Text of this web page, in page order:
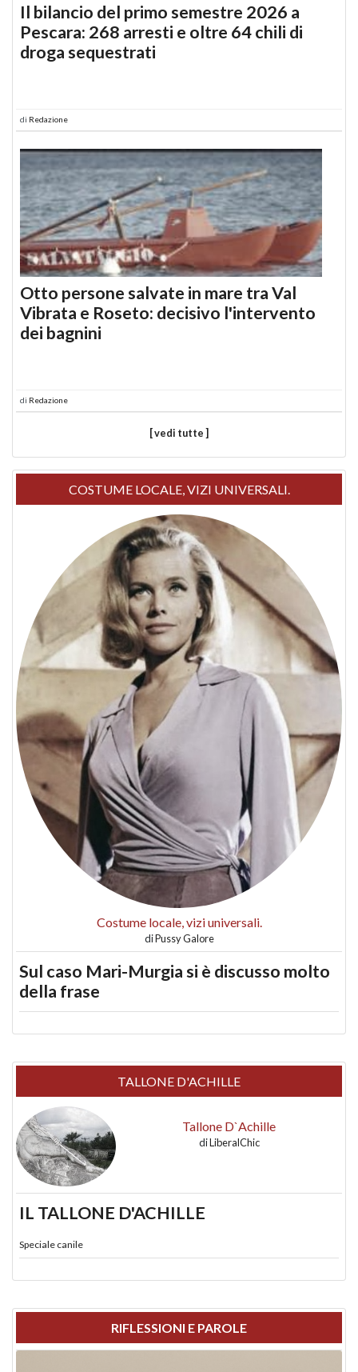
Il bilancio del primo semestre 2026 a
Pescara: 268 arresti e oltre 64 chili di
droga sequestrati
di Redazione
Otto persone salvate in mare tra Val
Vibrata e Roseto: decisivo l'intervento
dei bagnini
di Redazione
[ vedi tutte ]
COSTUME LOCALE, VIZI UNIVERSALI.
Costume locale, vizi universali.
diPussy Galore
Sul caso Mari-Murgia si è discusso molto
della frase
TALLONE D'ACHILLE
Tallone D`Achille
diLiberalChic
IL TALLONE D'ACHILLE
Speciale canile
RIFLESSIONI E PAROLE